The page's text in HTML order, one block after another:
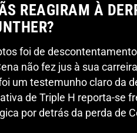
REAGIRAM À
foi de
não fez jus à sua
um testemunho claro da
de Triple H reporta-se
por detrás da perda de